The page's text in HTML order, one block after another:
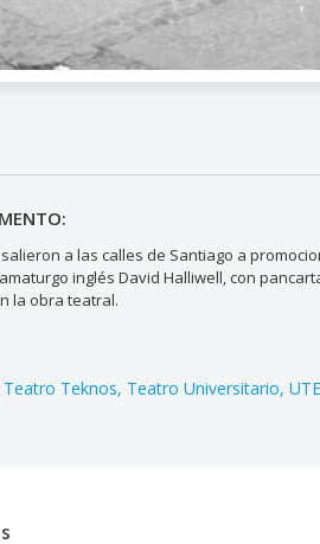
a las calles de Santiago a
inglés David Halliwell, con
la obra teatral.
Teatro Teknos Teatro Universitario UTE